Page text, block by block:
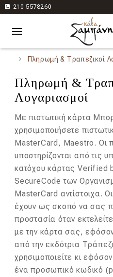
210 5578260
Πληρωμή & Τραπεζικοί
Πληρωμή &
Λογαριασμοί
Με πιστωτική κάρτα
χρησιμοποιήσετε
MasterCard, Maestro. Οι
υποστηρίζονται από τις
κατόχου κάρτας Verified
SecureCode των
MasterCard αντίστοιχα.
έχουν ως σκοπό να σας
προστασία όταν
με την κάρτα σας,
από την εκδότρια
χρησιμοποιείτε κι
ένα προσωπικό κωδικό